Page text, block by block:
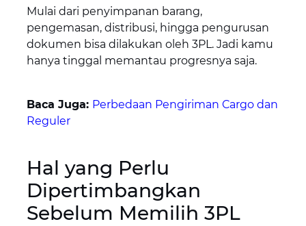
Mulai dari penyimpanan barang,
pengemasan, distribusi, hingga pengurusan
dokumen bisa dilakukan oleh 3PL. Jadi kamu
hanya tinggal memantau progresnya saja.
Baca Juga: Perbedaan Pengiriman Cargo dan
Reguler
Hal yang Perlu
Dipertimbangkan
Sebelum Memilih 3PL